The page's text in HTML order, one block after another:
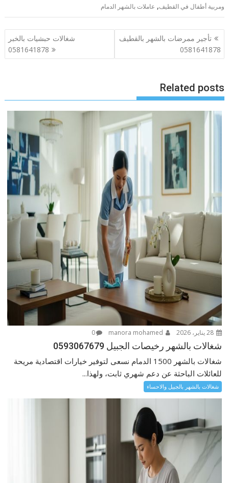
ومربية أطفال في القطيف, عاملات بالشهر الدمام
تصفّح
المقالات
تأجير ممرضات بالشهر بالقطيف
0581641878
شغالات حبشيات بالخبر
0581641878
Related posts
28 يناير، 2026 0
شغالات بالشهر رخيصات الجبيل 0593067679
شغالات بالشهر 1500 الدمام نسعى لتوفير خيارات اقتصادية مريحة
للعائلات الباحثة عن دعم شهري ثابت، ولهذا...
شغالات بالشهر بالجبيل والاحساء